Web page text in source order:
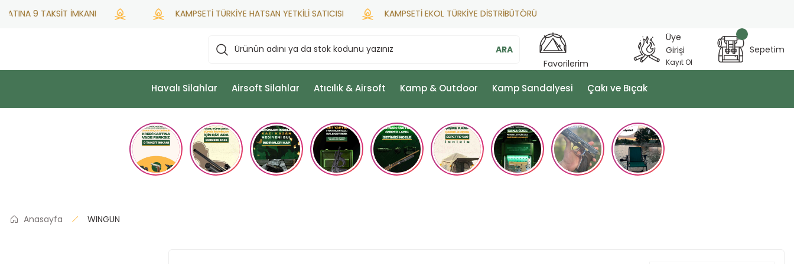
9 TAKSİT İMKANI KAMPSETİ TÜRKİYE HATSAN YETKİLİ SATICISI KAMPSETİ EKOL TÜRKİYE DİSTRİBÜTÖRÜ
ARA
Favorilerim
Üye
Girişi
Kayıt Ol
Sepetim
Havalı Silahlar Airsoft Silahlar Atıcılık & Airsoft Kamp & Outdoor Kamp Sandalyesi Çakı ve Bıçak
Anasayfa WINGUN